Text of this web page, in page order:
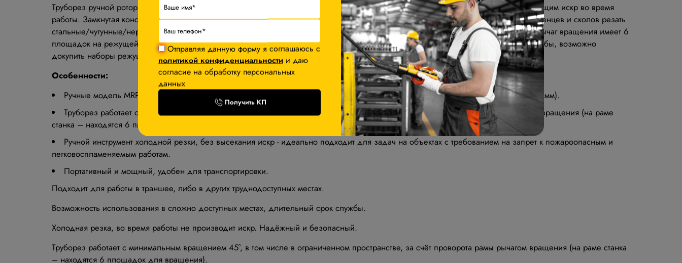
Труборез ручной роторный MRPC предназначен для резки труб вращением вокруг трубы, методом холодной резки - не производящим искр во время
работы. Замкнутая конструкция с 4 режущими роликами и двумя стяжными муфтами (талрепами) – позволяет качественно, без заусенцев и сколов резать
стальные/чугунные/нержавеющие трубы. В том числе в труднодоступных местах, где нет полного подхода или доступа к трубе – рычаг вращения имеет 6
площадок на режущей раме, для фиксации и проворота вокруг трубы. Удобный и надёжный в работе имеет длительный срок службы, возможно
докупить наборы режущих роликов (комплект из 4 роликов).
Особенности:
Ручные модель MRPC предназначена для быстрой резки больших труб Ø10"-14" (условный внутренний проход трубы Ø250-350мм).
Труборез работает с минимальным вращением 45°, в том числе в ограниченном пространстве, за счёт проворота рамы рычагом вращения (на раме
станка – находятся 6 площадок для вращения).
Ручной инструмент холодной резки, без высекания искр - идеально подходит для задач на объектах с требованием на запрет к пожароопасным и
легковоспламеняемым работам.
Портативный и мощный, удобен для транспортировки.
Подходит для работы в траншее, либо в других труднодоступных местах.
Возможность использования в сложно доступных местах, длительный срок службы.
Холодная резка, во время работы не производит искр. Надёжный и безопасный.
Труборез работает с минимальным вращением 45°, в том числе в ограниченном пространстве, за счёт проворота рамы рычагом вращения (на раме станка
– находятся 6 площадок для вращения).
Отправляя данную форму я соглашаюсь с
политикой конфиденциальности и даю
согласие на обработку персональных
данных
Получить КП